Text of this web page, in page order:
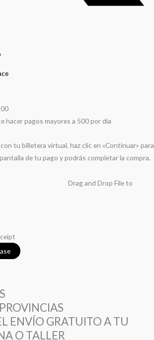
hacer pagos mayores a 500 por día
tu billetera virtual, haz clic en «Continuar» para
de tu pago y podrás completar la compra.
Drag and Drop File to
ENVÍO GRATUITO A TU
O TALLER